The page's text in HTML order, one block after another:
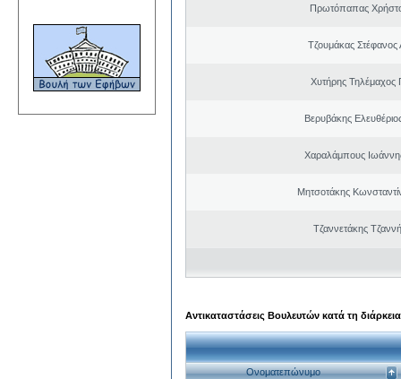
Πρωτόπαπας
Τζουμάκας Στέφανος
Χυτήρης Τηλέμαχος
Βερυβάκης
Χαραλάμπους
Μητσοτάκης
Τζαννετάκης
Αντικαταστάσεις Βουλευτών κατά τη
Ονοματεπώνυμο